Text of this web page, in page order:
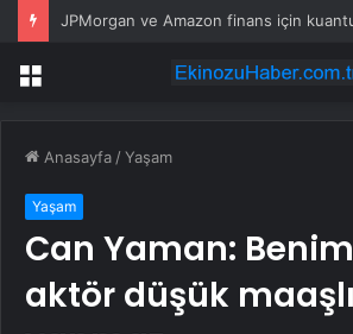
Menü
Anasayfa /Yaşam
Yaşam
Can Yaman:
aktör düşük